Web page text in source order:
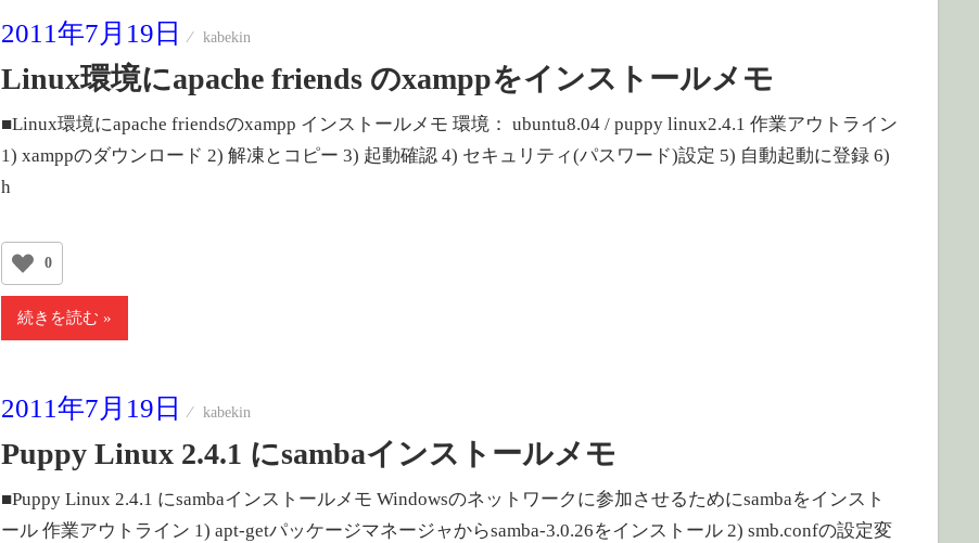
2011年7月19日 kabekin
Linux環境にapache friends のxamppをインストールメモ
■Linux環境にapache friendsのxampp インストールメモ 環境： ubuntu8.04 / puppy linux2.4.1 作業アウトライン
1) xamppのダウンロード 2) 解凍とコピー 3) 起動確認 4) セキュリティ(パスワード)設定 5) 自動起動に登録 6)
h
0
続きを読む
2011年7月19日 kabekin
Puppy Linux 2.4.1 にsambaインストールメモ
■Puppy Linux 2.4.1 にsambaインストールメモ Windowsのネットワークに参加させるためにsambaをインスト
ール 作業アウトライン 1) apt-getパッケージマネージャからsamba-3.0.26をインストール 2) smb.confの設定変